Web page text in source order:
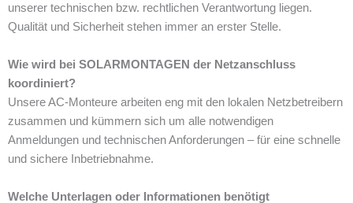
unserer technischen bzw. rechtlichen Verantwortung liegen.
Qualität und Sicherheit stehen immer an erster Stelle.
Wie wird bei SOLARMONTAGEN der Netzanschluss
koordiniert?
Unsere AC-Monteure arbeiten eng mit den lokalen Netzbetreibern
zusammen und kümmern sich um alle notwendigen
Anmeldungen und technischen Anforderungen – für eine schnelle
und sichere Inbetriebnahme.
Welche Unterlagen oder Informationen benötigt